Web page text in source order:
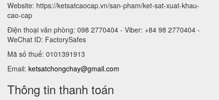
Website: https://ketsatcaocap.vn/san-pham/ket-sat-xuat-khau-
cao-cap
Điện thoại văn phòng: 098 2770404 - Viber: +84 98 2770404 -
WeChat ID: FactorySafes
Mã số thuế: 0101391913
Email: ketsatchongchay@gmail.com
Thông tin thanh toán